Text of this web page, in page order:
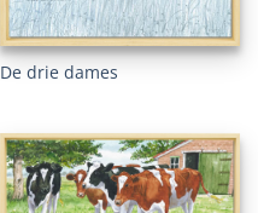
De drie dames